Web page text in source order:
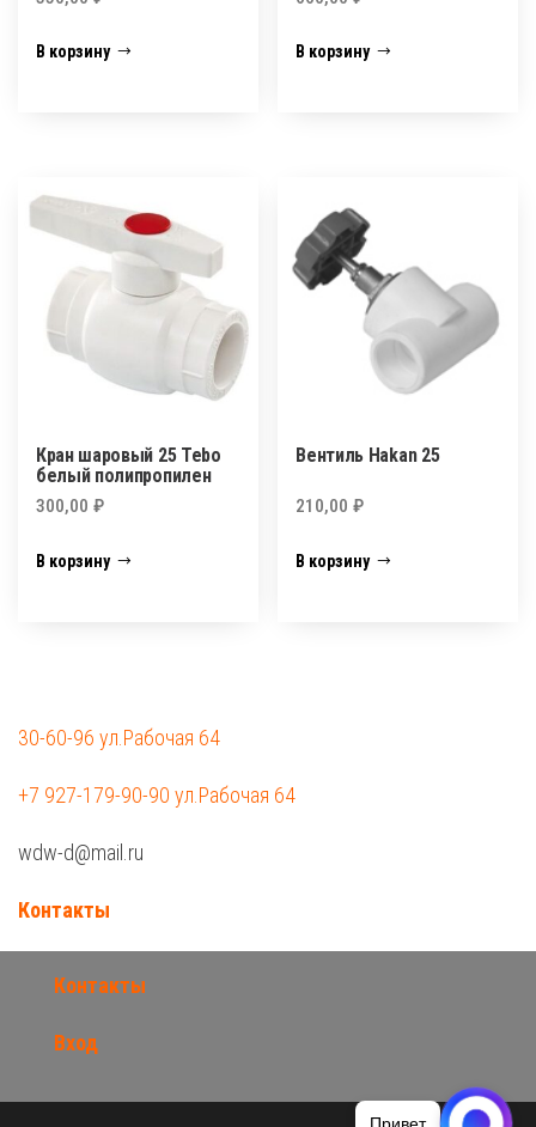
В корзину В корзину
Кран шаровый 25 Tebo
белый полипропилен
300,00 ₽
В корзину
Вентиль Hakan 25
210,00₽
В корзину
30-60-96 ул.Рабочая 64
+7 927-179-90-90 ул.Рабочая 64
wdw-d@mail.ru
Контакты
Контакты
Вход